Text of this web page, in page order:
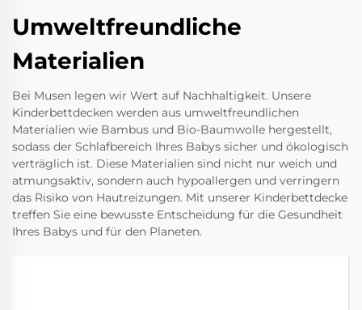
Umweltfreundliche
Materialien
Bei Musen legen wir Wert auf Nachhaltigkeit. Unsere
Kinderbettdecken werden aus umweltfreundlichen
Materialien wie Bambus und Bio-Baumwolle hergestellt,
sodass der Schlafbereich Ihres Babys sicher und ökologisch
verträglich ist. Diese Materialien sind nicht nur weich und
atmungsaktiv, sondern auch hypoallergen und verringern
das Risiko von Hautreizungen. Mit unserer Kinderbettdecke
treffen Sie eine bewusste Entscheidung für die Gesundheit
Ihres Babys und für den Planeten.